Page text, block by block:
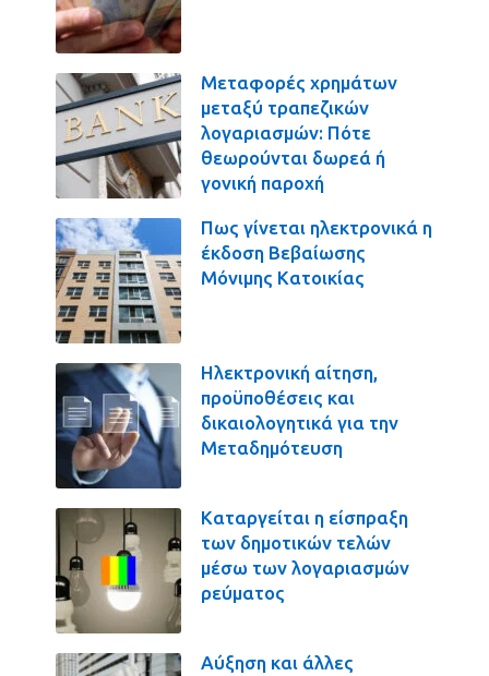
Μεταφορές χρημάτων
μεταξύ τραπεζικών
λογαριασμών: Πότε
θεωρούνται δωρεά ή
γονική παροχή
Πως γίνεται ηλεκτρονικά η
έκδοση Βεβαίωσης
Μόνιμης Κατοικίας
Ηλεκτρονική αίτηση,
προϋποθέσεις και
δικαιολογητικά για την
Μεταδημότευση
Καταργείται η είσπραξη
των δημοτικών τελών
μέσω των λογαριασμών
ρεύματος
Αύξηση και άλλες